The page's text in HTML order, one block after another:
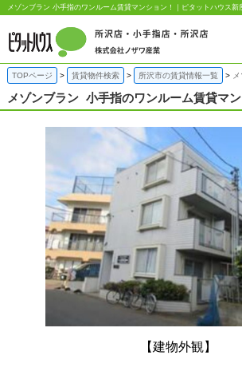
メゾンブラン 小手指のワンルーム賃貸マンション！｜ピタットハウス
TOPページ 賃貸物件検索 所沢市の賃貸情報一覧
メゾンブラン 小手指のワンルーム賃貸マ
【建物外観】